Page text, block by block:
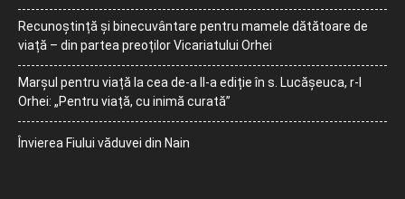
Recunoștință și binecuvântare pentru mamele dătătoare de
viață – din partea preoților Vicariatului Orhei
Marșul pentru viață la cea de-a II-a ediție în s. Lucășeuca, r-l
Orhei: „Pentru viață, cu inimă curată”
Învierea Fiului văduvei din Nain